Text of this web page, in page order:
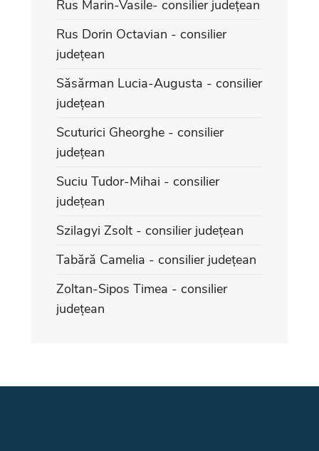
Rus Marin-Vasile- consilier județean
Rus Dorin Octavian - consilier
județean
Săsărman Lucia-Augusta - consilier
județean
Scuturici Gheorghe - consilier
județean
Suciu Tudor-Mihai - consilier
județean
Szilagyi Zsolt - consilier județean
Tabără Camelia - consilier județean
Zoltan-Sipos Timea - consilier
județean